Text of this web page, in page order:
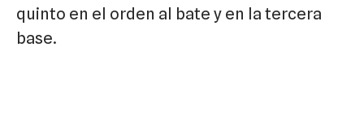
quinto en el orden al bate y en la tercera
base.